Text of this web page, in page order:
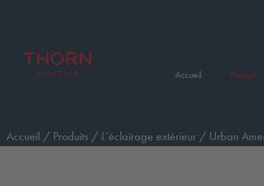
Accueil Produits
Accueil / Produits / L’éclairage extérieur / Urban